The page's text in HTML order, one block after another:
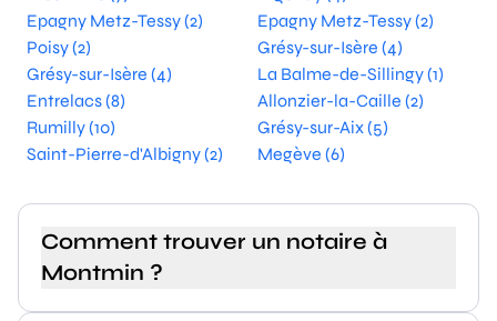
Epagny Metz-Tessy (2)
Epagny Metz-Tessy (2)
Poisy (2)
Grésy-sur-Isère (4)
Grésy-sur-Isère (4)
La Balme-de-Sillingy (1)
Entrelacs (8)
Allonzier-la-Caille (2)
Rumilly (10)
Grésy-sur-Aix (5)
Saint-Pierre-d'Albigny (2)
Megève (6)
Comment trouver un notaire à
Montmin ?